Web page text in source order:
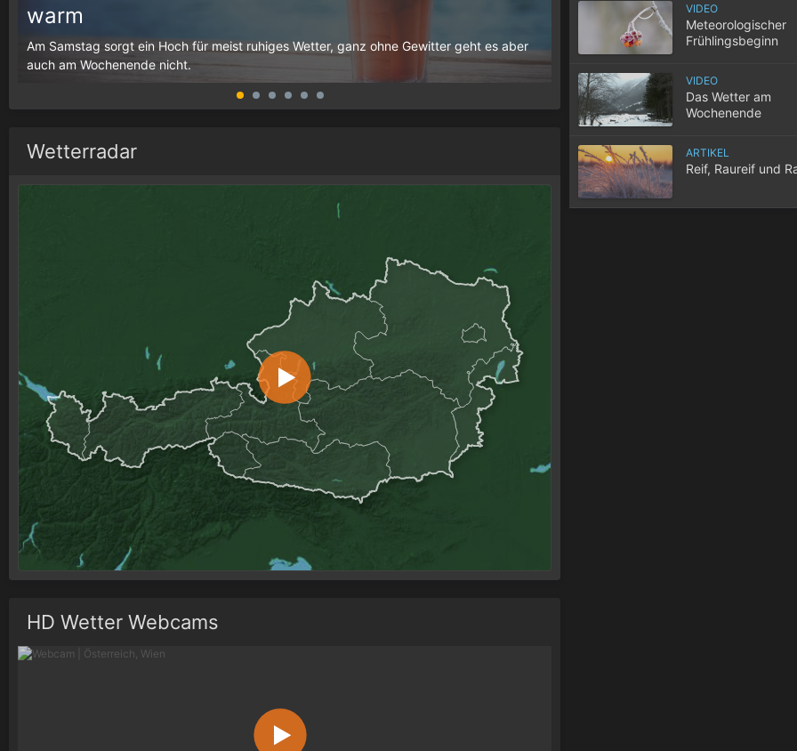
warm
Am Samstag sorgt ein Hoch für meist ruhiges Wetter, ganz ohne Gewitter geht es aber
auch am Wochenende nicht.
10 Tipps für einen
Wenn selbst in der Nacht die
Wetterradar
HD Wetter Webcams
VIDEO
Meteorologischer
Frühlingsbeginn
VIDEO
Das Wetter am
Wochenende
ARTIKEL
Reif, Raureif und